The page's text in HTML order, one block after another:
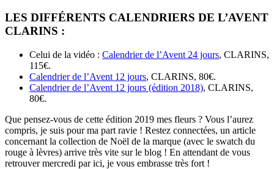
LES DIFFÉRENTS CALENDRIERS DE L’AVENT
CLARINS :
Celui de la vidéo : Calendrier de l’Avent 24 jours, CLARINS,
115€.
Calendrier de l’Avent 12 jours, CLARINS, 80€.
Calendrier de l’Avent 12 jours (édition 2018), CLARINS,
80€.
Que pensez-vous de cette édition 2019 mes fleurs ? Vous l’aurez
compris, je suis pour ma part ravie ! Restez connectées, un article
concernant la collection de Noël de la marque (avec le swatch du
rouge à lèvres) arrive très vite sur le blog ! En attendant de vous
retrouver mercredi par ici, je vous embrasse très fort !